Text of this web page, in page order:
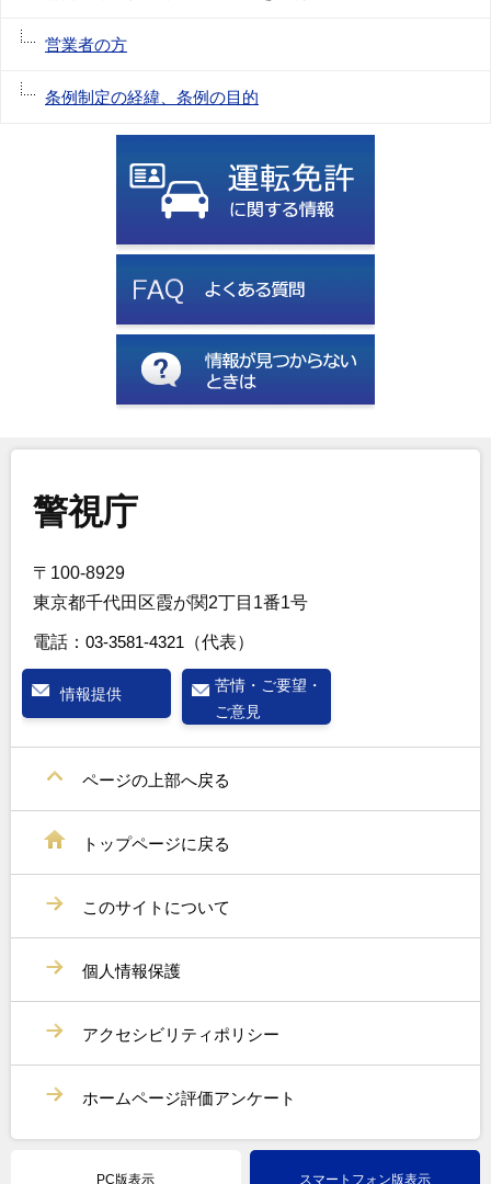
営業者の方
条例制定の経緯、条例の目的
警視庁
〒100-8929
東京都千代田区霞が関2丁目1番1号
電話： 03-3581-4321 （代表）
情報提供
苦情・ご要望・
ご意見
ページの上部へ戻る
トップページに戻る
このサイトについて
個人情報保護
アクセシビリティポリシー
ホームページ評価アンケート
PC版表示 スマートフォン版表示